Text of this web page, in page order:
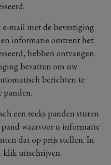
mail met de bevestiging
informatie omtrent het
hebben ontvangen.
bevatten om uw
berichten te
panden.
een reeks panden sturen
waarvoor u informatie
dat op prijs stellen. In
klik uitschrijven.